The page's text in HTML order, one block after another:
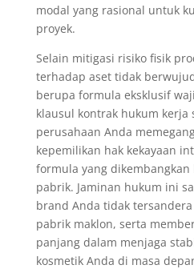
modal yang rasional untuk
proyek.
Selain mitigasi risiko fisik
terhadap aset tidak
berupa formula eksklusif
klausul kontrak hukum kerja
perusahaan Anda
kepemilikan hak kekayaan
formula yang dikembangkan
pabrik. Jaminan hukum ini
brand Anda tidak
pabrik maklon, serta
panjang dalam menjaga
kosmetik Anda di masa